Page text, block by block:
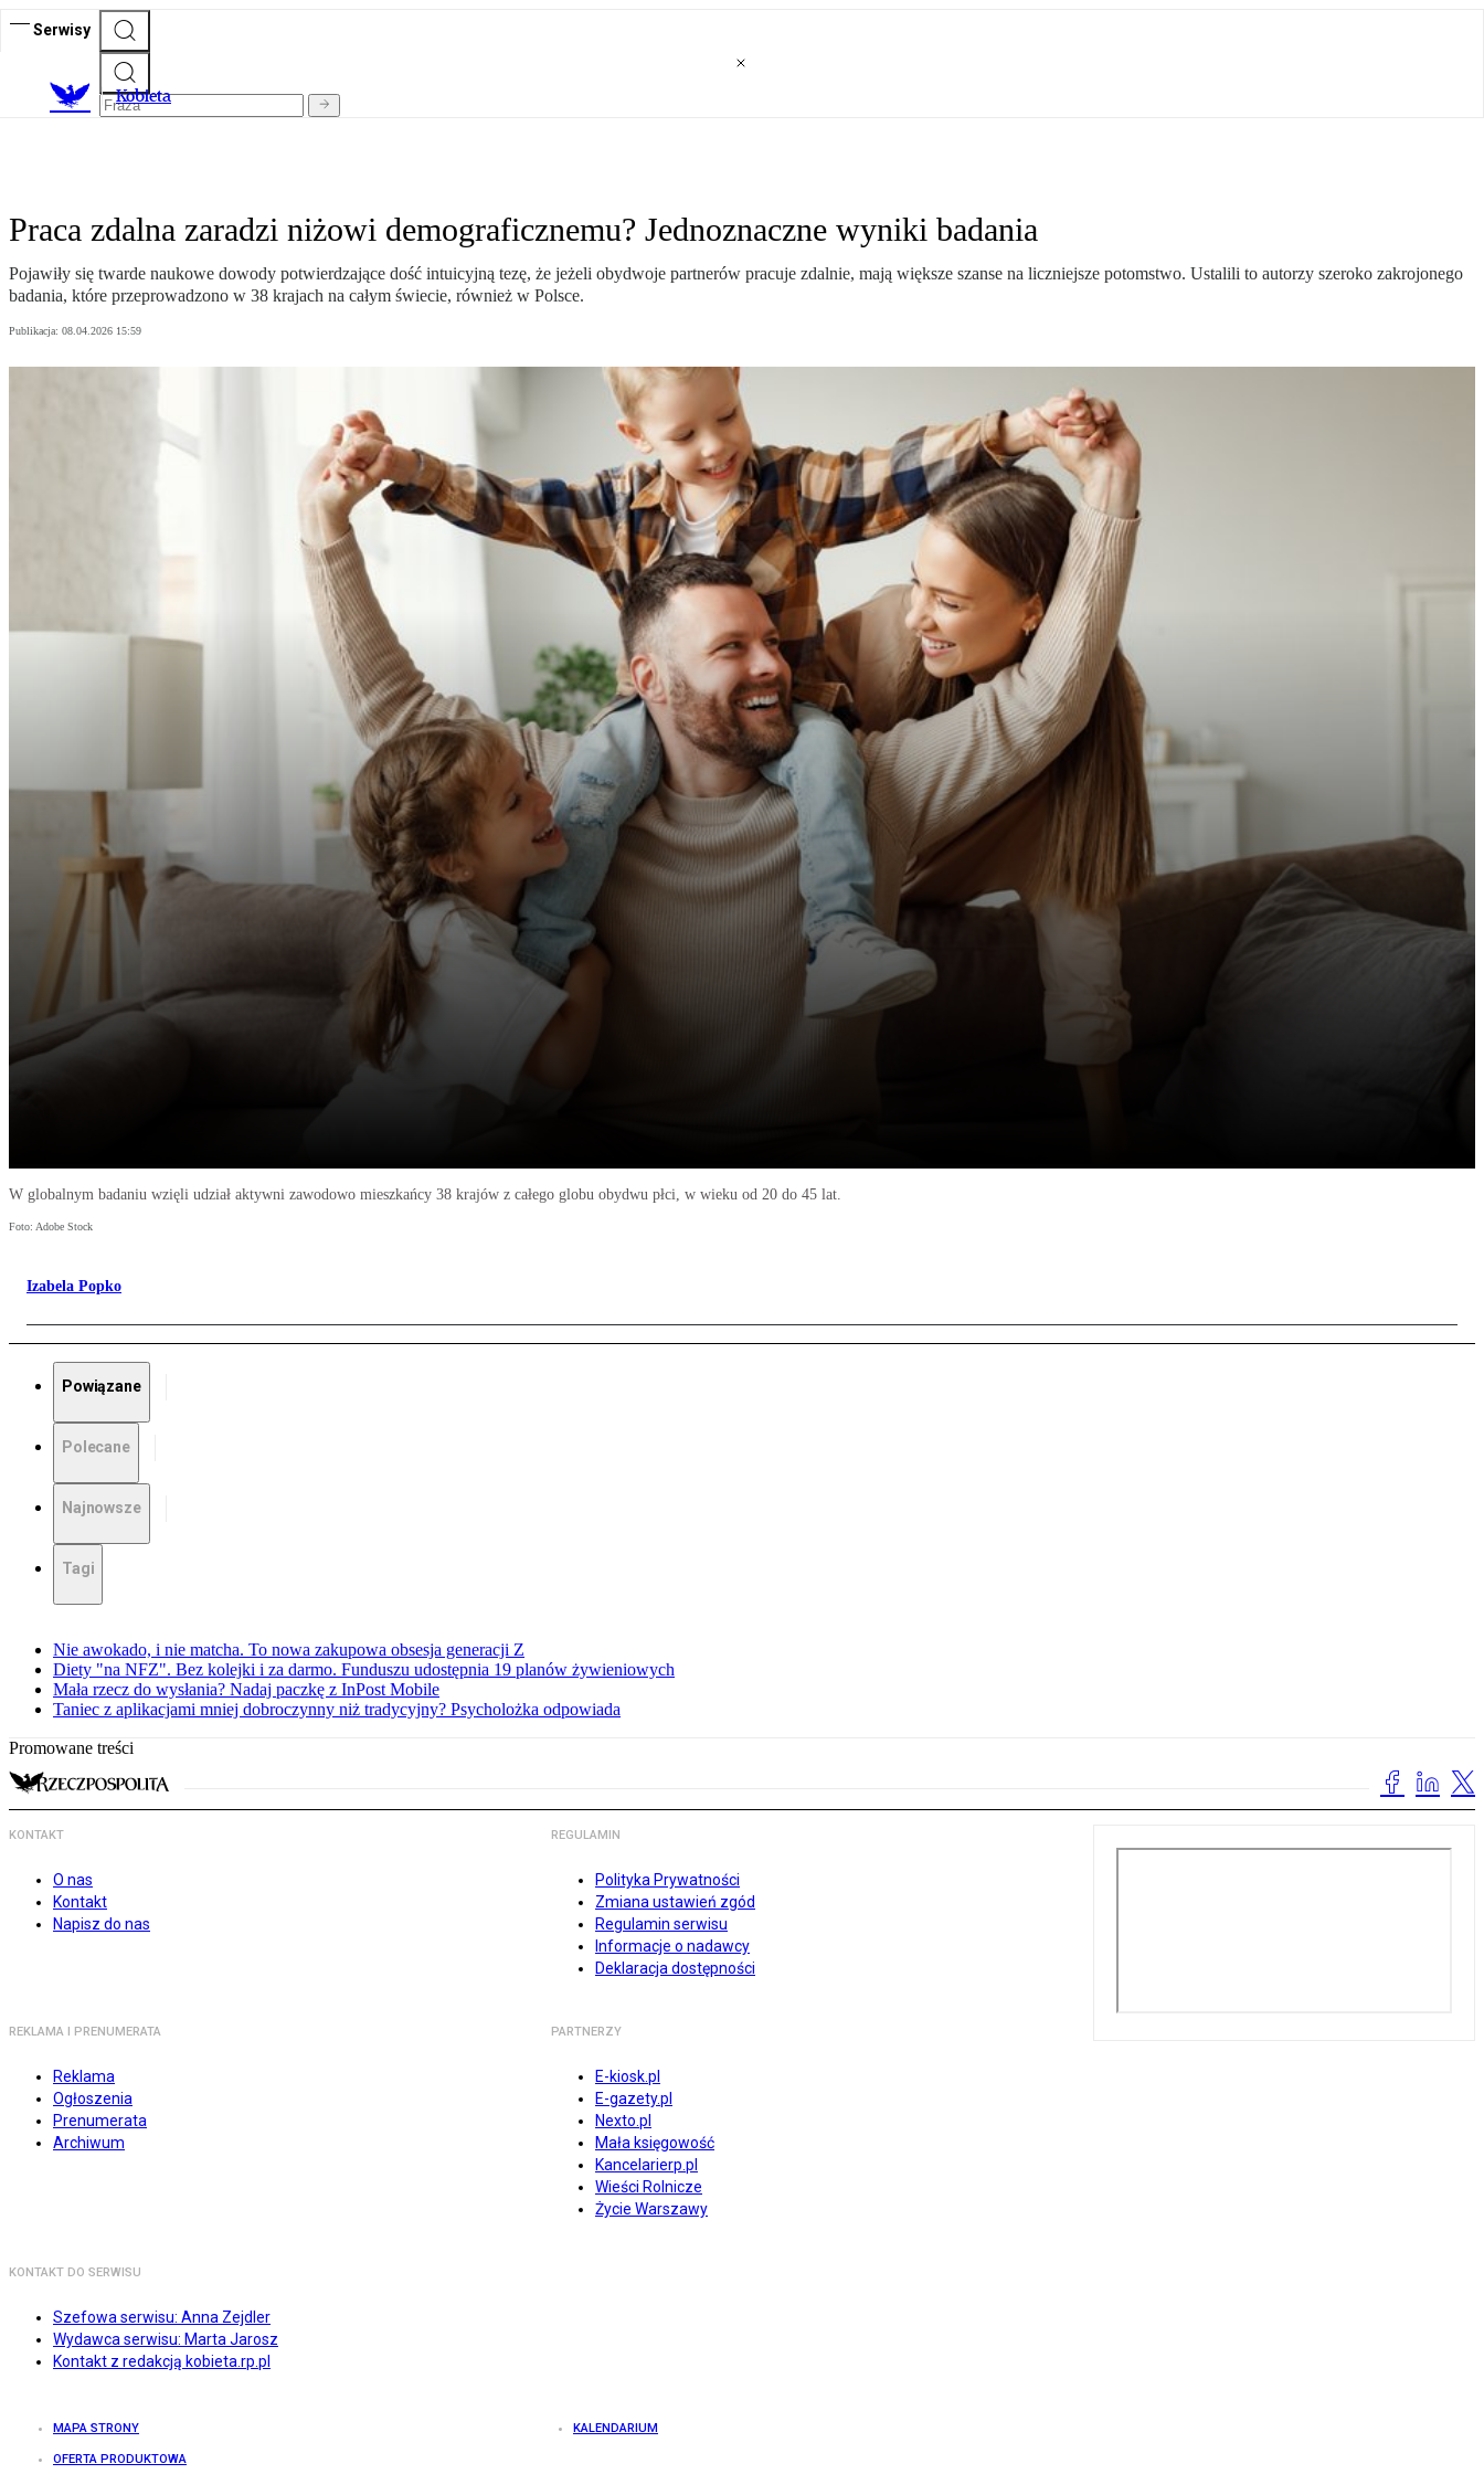
Serwisy
Kobieta
Praca zdalna zaradzi niżowi demograficznemu? Jednoznaczne wyniki badania
Pojawiły się twarde naukowe dowody potwierdzające dość intuicyjną tezę, że jeżeli obydwoje partnerów pracuje zdalnie, mają większe szanse na liczniejsze potomstwo. Ustalili to autorzy szeroko zakrojonego
badania, które przeprowadzono w 38 krajach na całym świecie, również w Polsce.
Publikacja: 08.04.2026 15:59
W globalnym badaniu wzięli udział aktywni zawodowo mieszkańcy 38 krajów z całego globu obydwu płci, w wieku od 20 do 45 lat.
Foto: Adobe Stock
Izabela Popko
Powiązane
Polecane
Najnowsze
Tagi
Nie awokado, i nie matcha. To nowa zakupowa obsesja generacji Z
Diety "na NFZ". Bez kolejki i za darmo. Funduszu udostępnia 19 planów żywieniowych
Mała rzecz do wysłania? Nadaj paczkę z InPost Mobile
Taniec z aplikacjami mniej dobroczynny niż tradycyjny? Psycholożka odpowiada
Promowane treści
KONTAKT
O nas
Kontakt
Napisz do nas
REGULAMIN
Polityka Prywatności
Zmiana ustawień zgód
Regulamin serwisu
Informacje o nadawcy
Deklaracja dostępności
REKLAMA I PRENUMERATA
Reklama
Ogłoszenia
Prenumerata
Archiwum
PARTNERZY
E-kiosk.pl
E-gazety.pl
Nexto.pl
Mała księgowość
Kancelarierp.pl
Wieści Rolnicze
Życie Warszawy
KONTAKT DO SERWISU
Szefowa serwisu: Anna Zejdler
Wydawca serwisu: Marta Jarosz
Kontakt z redakcją kobieta.rp.pl
MAPA STRONY KALENDARIUM
OFERTA PRODUKTOWA